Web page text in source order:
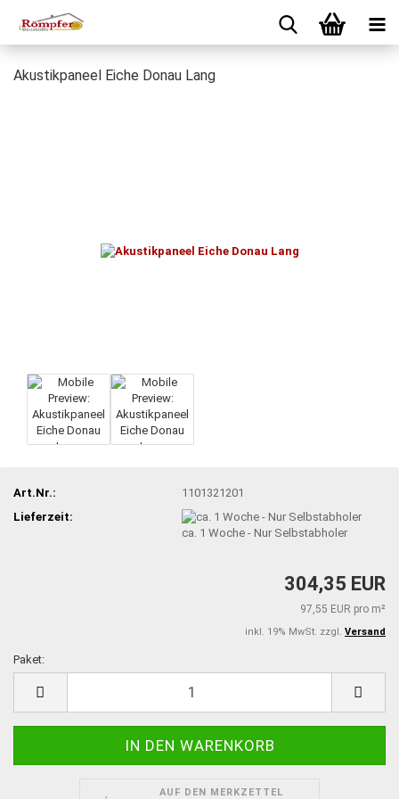
Akustikpaneel Eiche Donau Lang
Art.Nr.:
1101321201
Lieferzeit:
ca. 1 Woche - Nur Selbstabholer
304,35 EUR
97,55 EUR pro m²
inkl. 19% MwSt. zzgl. Versand
Paket:
AUF DEN MERKZETTEL